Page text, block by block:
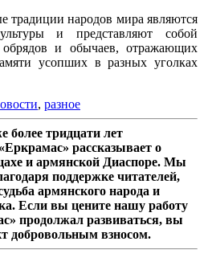
традиции народов мира являются
и представляют собой
обрядов и обычаев, отражающих
усопших в разных уголках
, разное
тридцати лет
рассказывает о
и армянской Диаспоре. Мы
поддержке читателей,
армянского народа и
Если вы цените нашу работу
продолжал развиваться, вы
добровольным взносом.